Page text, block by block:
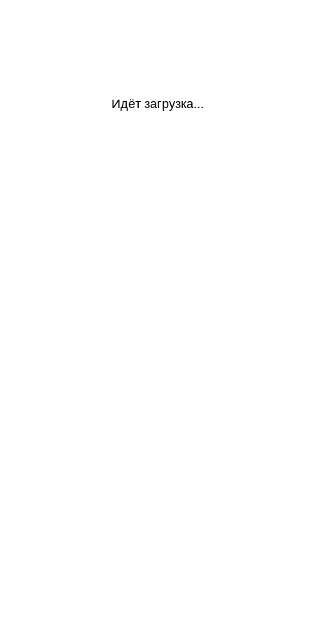
Идёт загрузка...